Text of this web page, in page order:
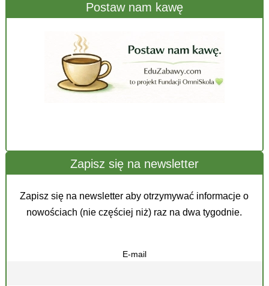
Postaw nam kawę
Zapisz się na newsletter
Zapisz się na newsletter aby otrzymywać informacje o
nowościach (nie częściej niż) raz na dwa tygodnie.
E-mail